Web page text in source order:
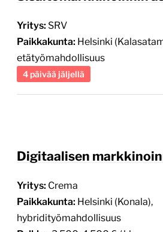
etätyömahdollisuus
4 päivää jäljellä
Yritys:Crema
hybridityömahdollisuus
Palkka:3 500-4 500 € / kk